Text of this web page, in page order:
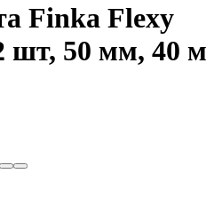
Finka Flexy
шт, 50 мм, 40 м